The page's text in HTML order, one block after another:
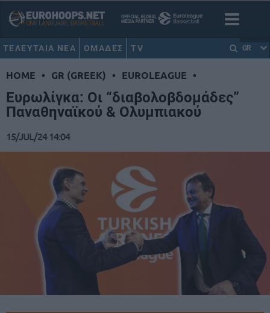
ΤΕΛΕΥΤΑΙΑ ΝΕΑ ΟΜΑΔΕΣ TV GR
HOME • GR (GREEK) • EUROLEAGUE •
Ευρωλίγκα: Οι “διαβολοβδομάδες”
Παναθηναϊκού & Ολυμπιακού
15/JUL/24 14:04